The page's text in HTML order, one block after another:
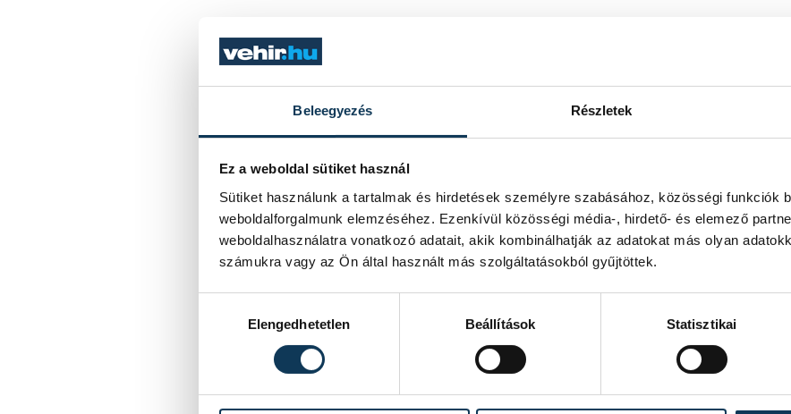
Beleegyezés Részletek
Ez a weboldal sütiket használ
Sütiket használunk a tartalmak és hirdetések személyre szabásához, közösségi funkciók
weboldalforgalmunk elemzéséhez. Ezenkívül közösségi média-, hirdető- és elemező
weboldalhasználatra vonatkozó adatait, akik kombinálhatják az adatokat más olyan
számukra vagy az Ön által használt más szolgáltatásokból gyűjtöttek.
Elengedhetetlen
Beállítások Statisztikai